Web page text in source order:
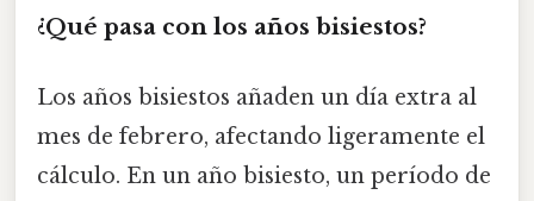
¿Qué pasa con los años bisiestos?
Los años bisiestos añaden un día extra al
mes de febrero, afectando ligeramente el
cálculo. En un año bisiesto, un período de